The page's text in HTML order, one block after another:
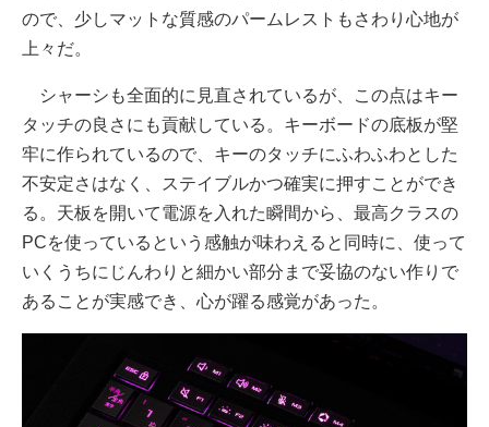
ので、少しマットな質感のパームレストもさわり心地が
上々だ。
シャーシも全面的に見直されているが、この点はキー
タッチの良さにも貢献している。キーボードの底板が堅
牢に作られているので、キーのタッチにふわふわとした
不安定さはなく、ステイブルかつ確実に押すことができ
る。天板を開いて電源を入れた瞬間から、最高クラスの
PCを使っているという感触が味わえると同時に、使って
いくうちにじんわりと細かい部分まで妥協のない作りで
あることが実感でき、心が躍る感覚があった。